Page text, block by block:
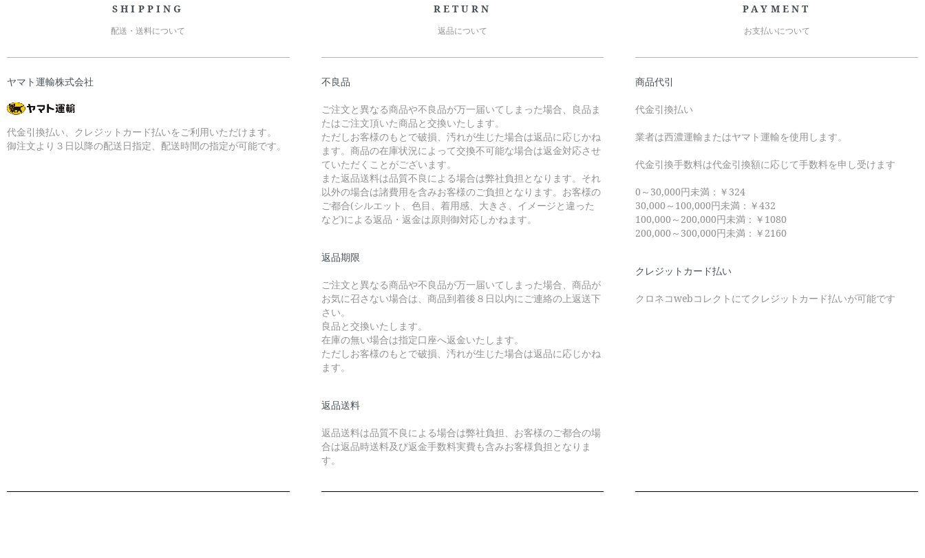
SHIPPING
配送・送料について
ヤマト運輸株式会社
代金引換払い、クレジットカード払いをご利用いただけます。
御注文より３日以降の配送日指定、配送時間の指定が可能です。
RETURN
返品について
不良品
ご注文と異なる商品や不良品が万一届いてしまった場合、良品ま
たはご注文頂いた商品と交換いたします。
ただしお客様のもとで破損、汚れが生じた場合は返品に応じかね
ます。商品の在庫状況によって交換不可能な場合は返金対応させ
ていただくことがございます。
また返品送料は品質不良による場合は弊社負担となります。それ
以外の場合は諸費用を含みお客様のご負担となります。お客様の
ご都合(シルエット、色目、着用感、大きさ、イメージと違った
など)による返品・返金は原則御対応しかねます。
返品期限
ご注文と異なる商品や不良品が万一届いてしまった場合、商品が
お気に召さない場合は、商品到着後８日以内にご連絡の上返送下
さい。
良品と交換いたします。
在庫の無い場合は指定口座へ返金いたします。
ただしお客様のもとで破損、汚れが生じた場合は返品に応じかね
ます。
返品送料
返品送料は品質不良による場合は弊社負担、お客様のご都合の場
合は返品時送料及び返金手数料実費も含みお客様負担となりま
す。
PAYMENT
お支払いについて
商品代引
代金引換払い
業者は西濃運輸またはヤマト運輸を使用します。
代金引換手数料は代金引換額に応じて手数料を申し受けます
0～30,000円未満：￥324
30,000～100,000円未満：￥432
100,000～200,000円未満：￥1080
200,000～300,000円未満：￥2160
クレジットカード払い
クロネコwebコレクトにてクレジットカード払いが可能です